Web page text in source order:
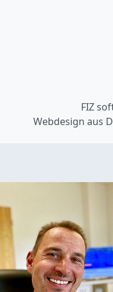
FIZ
Webdesign aus